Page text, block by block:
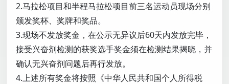
2.马拉松项目和半程马拉松项目前三名运动员现场分别
颁发奖杯、奖牌和奖品。
3.现场不发放奖金，在公示无异议后60天内发放完毕，
接受兴奋剂检测的获奖选手奖金须在检测结果揭晓，并
确认无兴奋剂问题后再行发放。
4.上述所有奖金将按照《中华人民共和国个人所得税